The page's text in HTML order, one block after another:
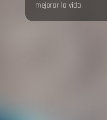
mejorar la vida.